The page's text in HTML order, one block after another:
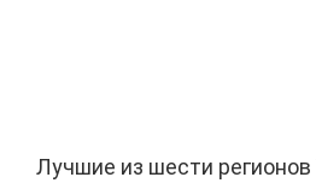
Лучшие из шести